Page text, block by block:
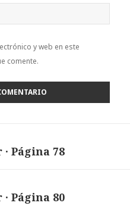
y web en este
comente.
Página 78
Página 80